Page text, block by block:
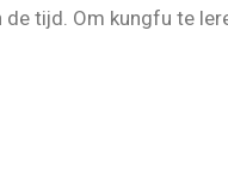
tijd. Om kungfu te